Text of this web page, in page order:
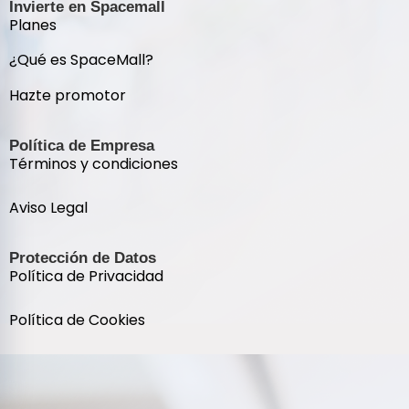
Invierte en Spacemall
Planes
¿Qué es SpaceMall?
Hazte promotor
Política de Empresa
Términos y condiciones
Aviso Legal
Protección de Datos
Política de Privacidad
Política de Cookies